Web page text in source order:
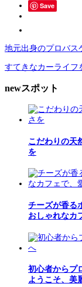
Save
地元出身のプロバス
すてきなカーライフ
newスポット
こだわりの天
を
チーズが香る
おしゃれなカ
初心者からプ
ようこそ、美